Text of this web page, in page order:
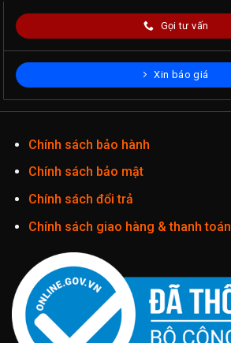
Gọi tư vấn
Xin báo giá
Chính sách bảo hành
Chính sách bảo mật
Chính sách đổi trả
Chính sách giao hàng & thanh toán